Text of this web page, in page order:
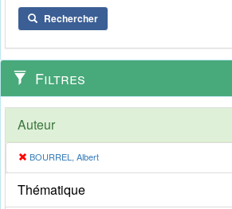
Rechercher
Filtres
Auteur
BOURREL, Albert
Thématique